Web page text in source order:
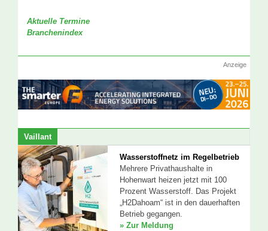
Aktuelle Termine
Branchenindex
Anzeige
Vaillant
Wasserstoffnetz im Regelbetrieb
Mehrere Privathaushalte in
Hohenwart heizen jetzt mit 100
Prozent Wasserstoff. Das Projekt
„H2Dahoam“ ist in den dauerhaften
Betrieb gegangen.
» Zur Meldung